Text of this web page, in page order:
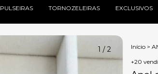
PULSEIRAS TORNOZELEIRAS EXCLUSIVOS
1 / 2 Início >
+20